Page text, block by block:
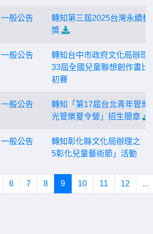
一般公告
轉知第三屆2025台灣永續教
獎
一般公告
轉知台中市政府文化局辦理
33屆全國兒童聯想創作畫比
初賽
一般公告
轉知「第17屆台北青年管樂
光管樂夏令營」招生簡章
一般公告
轉知彰化縣文化局辦理之「
5彰化兒童藝術節」活動
6 7 8 9 10 11 12 ...